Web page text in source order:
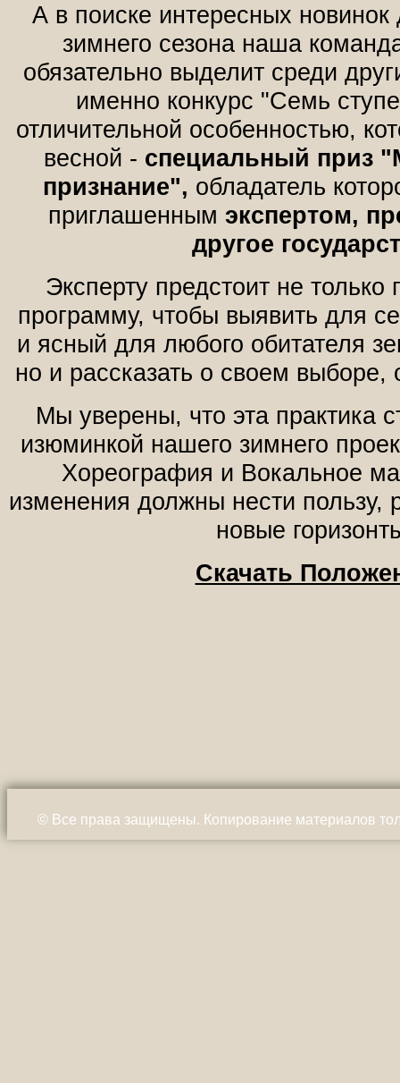
А в поиске интересных новинок
зимнего сезона наша
обязательно выделит среди
именно конкурс "Семь
отличительной особенностью,
весной - специальный приз
признание", обладатель
приглашенным экспертом,
другое
Эксперту предстоит не только
программу, чтобы выявить для
и ясный для любого обитателя
но и рассказать о своем выборе,
Мы уверены, что эта практика
изюминкой нашего зимнего
Хореография и Вокальное
изменения должны нести пользу,
новые
Скачать
© Все права защищены. Копирование материалов